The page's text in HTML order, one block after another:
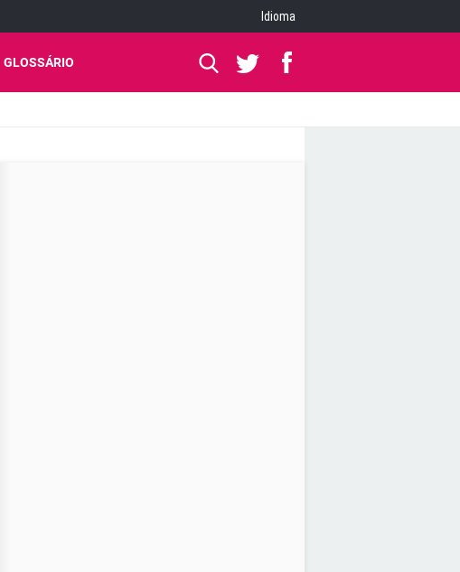
Idioma
GLOSSÁRIO